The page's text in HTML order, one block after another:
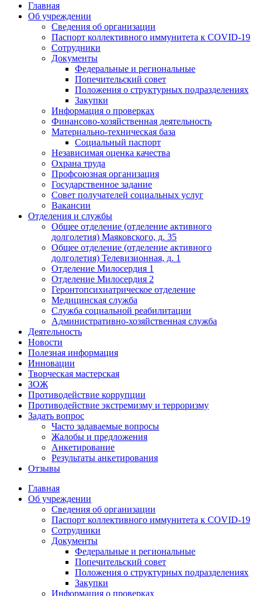
Главная
Об учреждении
Сведения об организации
Паспорт коллективного иммунитета к COVID-19
Сотрудники
Документы
Федеральные и региональные
Попечительский совет
Положения о структурных подразделениях
Закупки
Информация о проверках
Финансово-хозяйственная деятельность
Материально-техническая база
Социальный паспорт
Независимая оценка качества
Охрана труда
Профсоюзная организация
Государственное задание
Совет получателей социальных услуг
Вакансии
Отделения и службы
Общее отделение (отделение активного
долголетия) Маяковского, д. 35
Общее отделение (отделение активного
долголетия) Телевизионная, д. 1
Отделение Милосердия 1
Отделение Милосердия 2
Геронтопсихиатрическое отделение
Медицинская служба
Служба социальной реабилитации
Административно-хозяйственная служба
Деятельность
Новости
Полезная информация
Инновации
Творческая мастерская
ЗОЖ
Противодействие коррупции
Противодействие экстремизму и терроризму
Задать вопрос
Часто задаваемые вопросы
Жалобы и предложения
Анкетирование
Результаты анкетирования
Отзывы
Главная
Об учреждении
Сведения об организации
Паспорт коллективного иммунитета к COVID-19
Сотрудники
Документы
Федеральные и региональные
Попечительский совет
Положения о структурных подразделениях
Закупки
Информация о проверках